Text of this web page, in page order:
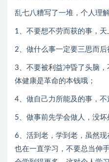
乱七八糟写了一堆，个人理
1、不要想不劳而获的事，天
2、做什么事一定要三思而后
3、不要被利益冲昏了头脑
体健康是革命的本钱哦；
4、做自己力所能及的事，不
5、做事前先学会做人，没坏
6、活到老，学到老，虽然
也在一直学习，不要总当伸